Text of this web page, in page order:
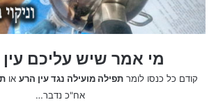
מי אמר שיש עליכם
קודם כל כנסו לומר תפילה מועילה נגד עין הרע או
אח"כ נדבר…